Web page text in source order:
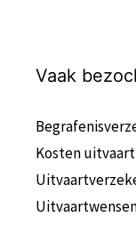
Vaak
Kosten uitvaart